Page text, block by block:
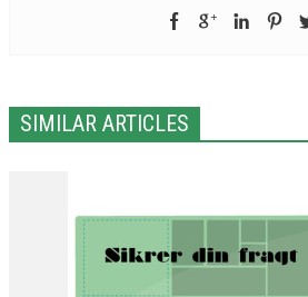
SIMILAR ARTICLES